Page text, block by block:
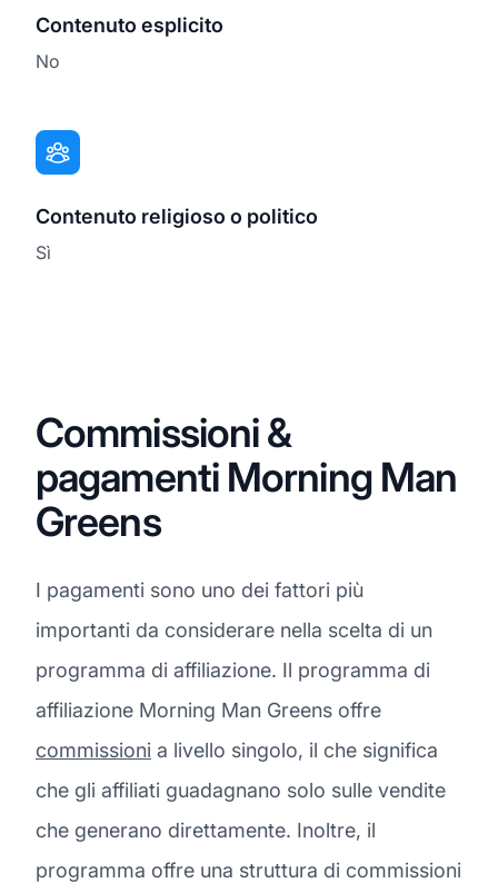
Contenuto esplicito
No
Contenuto religioso o politico
Sì
Commissioni &
pagamenti Morning Man
Greens
I pagamenti sono uno dei fattori più
importanti da considerare nella scelta di un
programma di affiliazione. Il programma di
affiliazione Morning Man Greens offre
commissioni a livello singolo, il che significa
che gli affiliati guadagnano solo sulle vendite
che generano direttamente. Inoltre, il
programma offre una struttura di commissioni